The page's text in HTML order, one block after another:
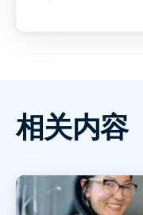
相关内容